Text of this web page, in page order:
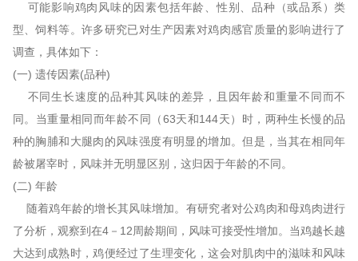
可能影响鸡肉风味的因素包括年龄、性别、品种（或品系）类
型、饲料等。许多研究已对生产因素对鸡肉感官质量的影响进行了
调查，具体如下：
(一) 遗传因素(品种)
不同生长速度的品种其风味的差异，且因年龄和重量不同而不
同。当重量相同而年龄不同（63天和144天）时，两种生长慢的品
种的胸脯和大腿肉的风味强度有明显的增加。但是，当其在相同年
龄被屠宰时，风味并无明显区别，这归因于年龄的不同。
(二) 年龄
随着鸡年龄的增长其风味增加。有研究者对公鸡肉和母鸡肉进行
了分析，观察到在4－12周龄期间，风味可接受性增加。当鸡越长越
大达到成熟时，鸡便经过了生理变化，这会对肌肉中的滋味和风味